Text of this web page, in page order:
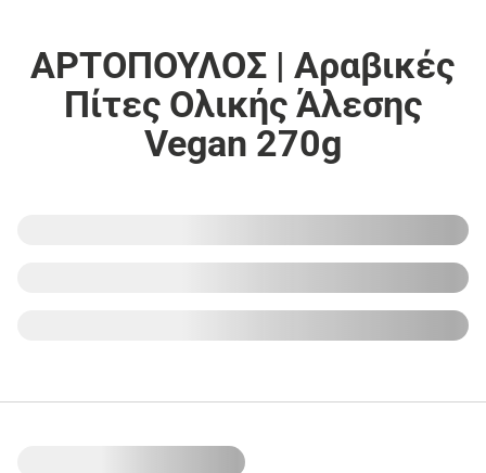
ΑΡΤΟΠΟΥΛΟΣ | Αραβικές
Πίτες Ολικής Άλεσης
Vegan 270g